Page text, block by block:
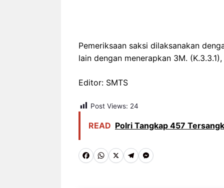
Pemeriksaan saksi dilaksanakan
lain dengan menerapkan 3M.
Editor: SMTS
Post Views: 24
READ Polri Tangkap 457
F WX T M